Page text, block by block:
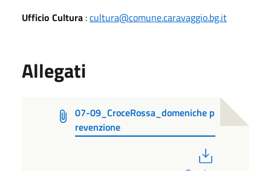
Ufficio Cultura :cultura@comune.caravaggio.bg.it
Allegati
07-09_CroceRossa_domeniche p
revenzione